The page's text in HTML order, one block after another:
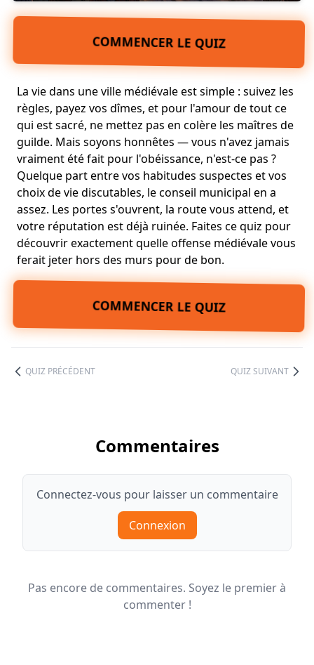
COMMENCER LE QUIZ
La vie dans une ville médiévale est simple : suivez les
règles, payez vos dîmes, et pour l'amour de tout ce
qui est sacré, ne mettez pas en colère les maîtres de
guilde. Mais soyons honnêtes —vous n'avez jamais
vraiment été fait pour l'obéissance, n'est-ce pas ?
Quelque part entre vos habitudes suspectes et vos
choix de vie discutables, le conseil municipal en a
assez. Les portes s'ouvrent, la route vous attend, et
votre réputation est déjà ruinée. Faites ce quiz pour
découvrir exactement quelle offense médiévale vous
ferait jeter hors des murs pour de bon.
COMMENCER LE QUIZ
QUIZ PRÉCÉDENT QUIZ SUIVANT
Commentaires
Connectez-vous pour laisser un commentaire
Connexion
Pas encore de commentaires. Soyez le premier à
commenter !